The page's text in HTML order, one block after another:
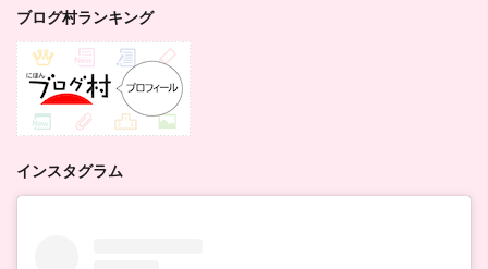
ブログ村ランキング
インスタグラム